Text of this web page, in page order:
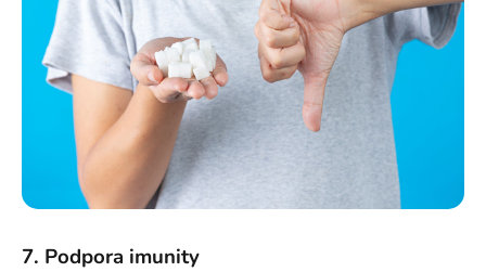
7. Podpora imunity